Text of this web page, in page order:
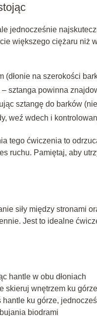
jednocześnie
większego ciężaru niż
(dłonie na szerokości
– sztanga powinna
sztangę do barków
weź wdech i
tego ćwiczenia to
ruchu. Pamiętaj, aby
siły między stronami
Jest to idealne
hantle w obu dłoniach
skieruj wnętrzem ku górze
hantle ku górze,
biodrami